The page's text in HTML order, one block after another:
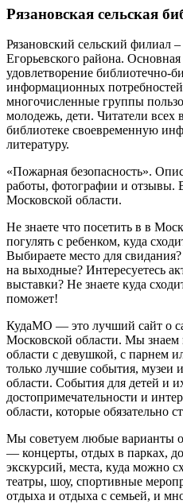
Рязановская сельская
Рязановский сельский филиал
Егорьевского района.
удовлетворение библиотечно-
информационных
многочисленные группы
молодежь, дети. Читатели всех
библиотеке своевременную
литературу.
«Пожарная безопасность».
работы, фотографии и отзывы.
Московской области.
Не знаете что посетить в в
погулять с ребенком, куда
Выбираете место для
на выходные? Интересуетесь
выставки? Не знаете куда
поможет!
КудаМО — это лучший сайт о
Московской области. Мы знаем
области с девушкой, с парнем
только лучшие события, музеи
области. События для детей и
достопримечательности и
области, которые обязательно
Мы советуем любые варианты
— концерты, отдых в парках,
экскурсий, места, куда можно
театры, шоу, спортивные
отдыха и отдыха с семьей, и